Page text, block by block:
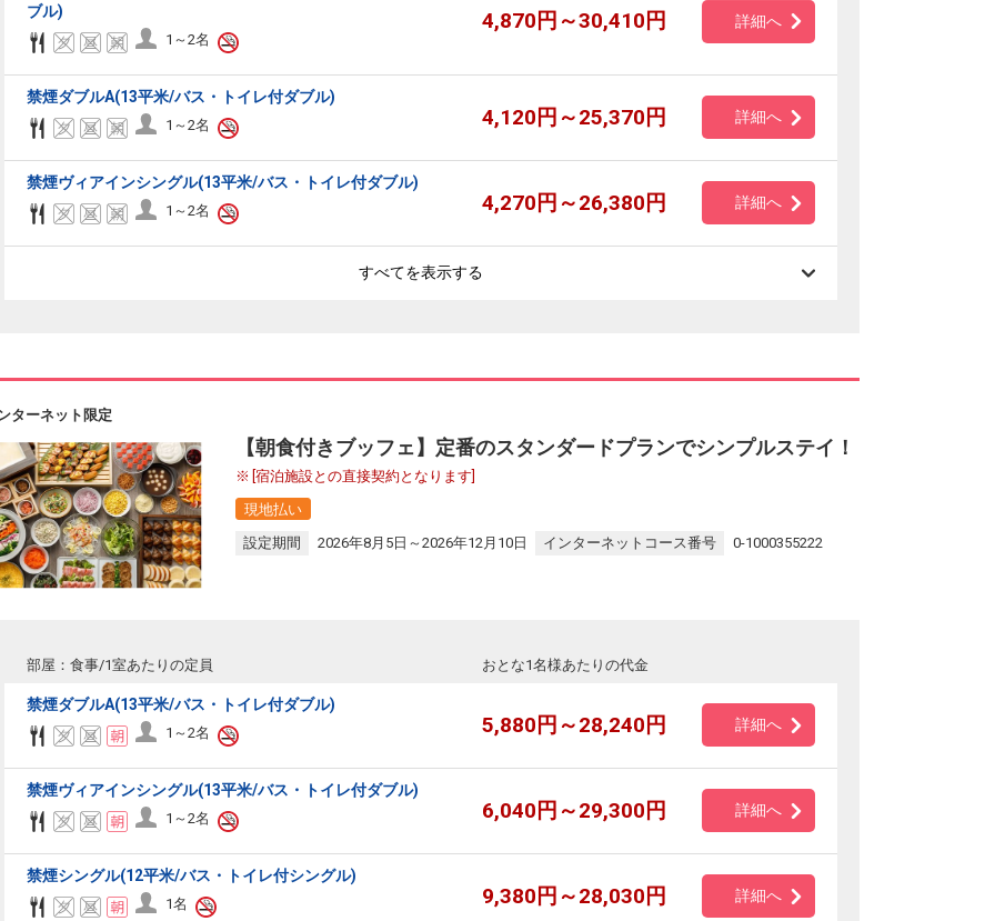
ブル)
1～2名
4,870円～30,410円 詳細へ
禁煙ダブルA(13平米/バス・トイレ付ダブル)
1～2名 4,120円～25,370円 詳細へ
禁煙ヴィアインシングル(13平米/バス・トイレ付ダブル)
1～2名 4,270円～26,380円 詳細へ
すべてを表示する
ターネット限定
【朝食付きブッフェ】定番のスタンダードプランでシンプルステイ！
[宿泊施設との直接契約となります]
現地払い
設定期間
2026年8月5日～2026年12月10日 インターネットコース番号 0-1000355222
部屋：食事/1室あたりの定員 おとな1名様あたりの代金
禁煙ダブルA(13平米/バス・トイレ付ダブル)
1～2名 5,880円～28,240円 詳細へ
禁煙ヴィアインシングル(13平米/バス・トイレ付ダブル)
1～2名 6,040円～29,300円 詳細へ
禁煙シングル(12平米/バス・トイレ付シングル)
1名 9,380円～28,030円 詳細へ